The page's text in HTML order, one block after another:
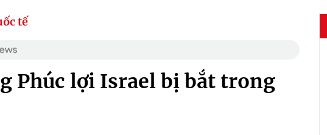
tế
Phúc lợi Israel bị bắt trong